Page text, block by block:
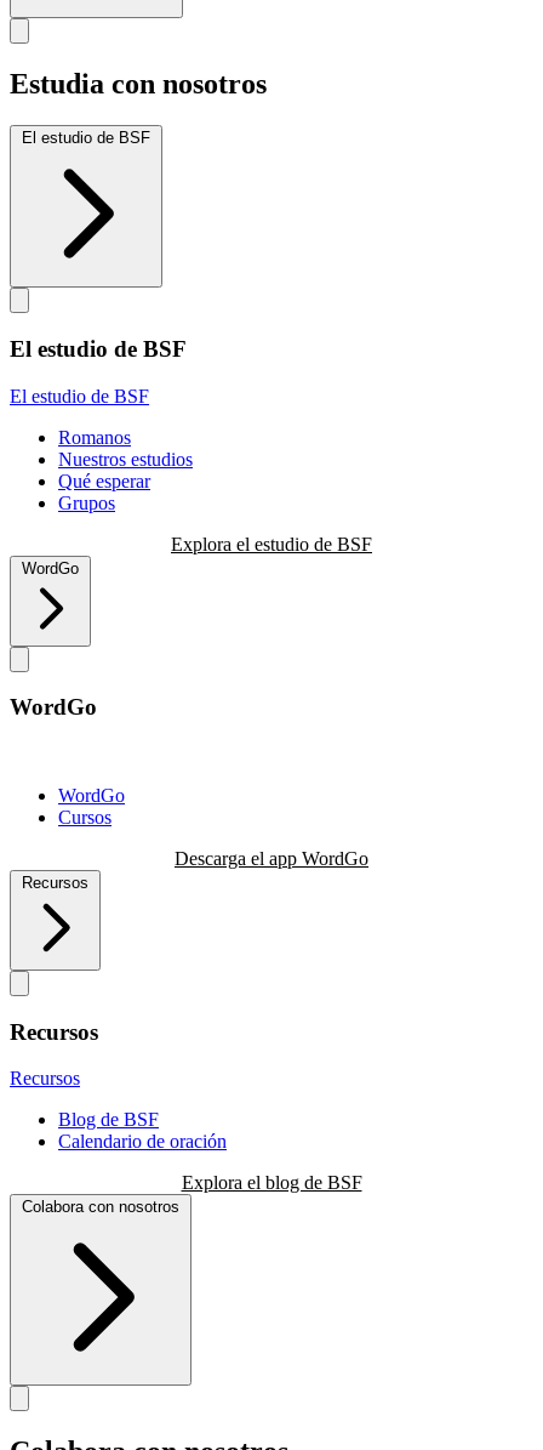
Estudia con nosotros
El estudio de BSF
El estudio de BSF
El estudio de BSF
Romanos
Nuestros estudios
Qué esperar
Grupos
Explora el estudio de BSF
WordGo
WordGo
WordGo
Cursos
Descarga el app WordGo
Recursos
Recursos
Recursos
Blog de BSF
Calendario de oración
Explora el blog de BSF
Colabora con nosotros